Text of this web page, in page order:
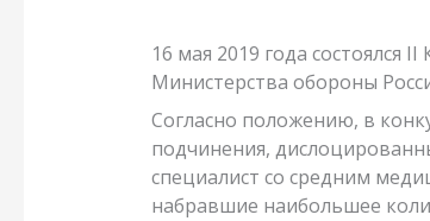
16 мая 2019 года состоялся
Министерства обороны
Согласно положению, в
подчинения,
специалист со средним
набравшие наибольшее